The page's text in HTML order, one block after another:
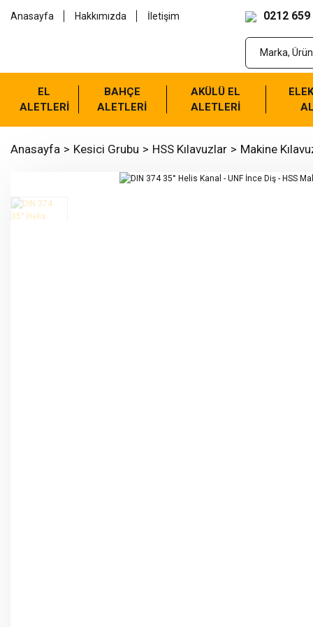
Anasayfa Hakkımızda İletişim 0212 659
EL
ALETLERİ
BAHÇE
ALETLERİ
AKÜLÜ EL
ALETLERİ
Anasayfa Kesici Grubu HSS Kılavuzlar Makine